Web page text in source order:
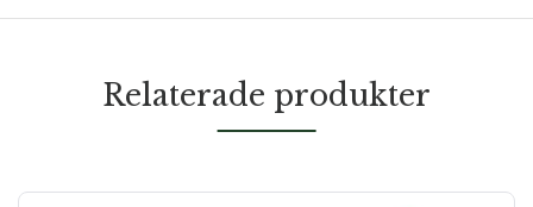
Relaterade produkter